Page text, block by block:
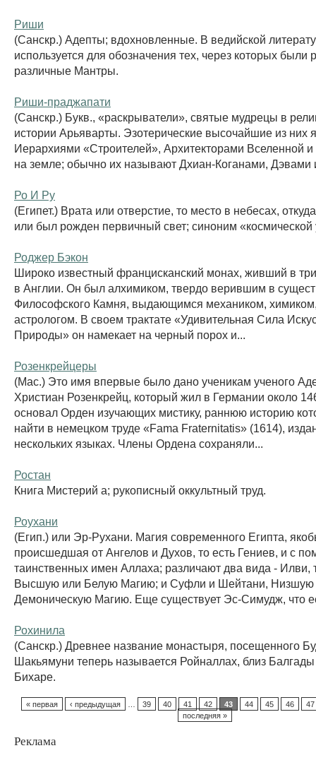
Риши
(Санскр.) Адепты; вдохновленные. В ведийской
используется для обозначения тех, через которых были
различные Мантры.
Риши-праджапати
(Санскр.) Букв., «раскрыватели», святые мудрецы в
истории Арьяварты. Эзотерические высочайшие из них
Иерархиями «Строителей», Архитекторами Вселенной и
на земле; обычно их называют Дхиан-Коганами, Дэвами
Ро И Ру
(Египет.) Врата или отверстие, то место в небесах,
или был рожден первичный свет; синоним «космической
Роджер Бэкон
Широко известный францисканский монах, живший в
в Англии. Он был алхимиком, твердо верившим в
Философского Камня, выдающимся механиком,
астрологом. В своем трактате «Удивительная Сила
Природы» он намекает на черный порох и...
Розенкрейцеры
(Мас.) Это имя впервые было дано ученикам ученого
Христиан Розенкрейц, который жил в Германии около
основал Орден изучающих мистику, раннюю историю
найти в немецком труде «Fama Fraternitatis» (1614),
нескольких языках. Члены Ордена сохраняли...
Ростан
Книга Мистерий а; рукописный оккультный труд.
Роухани
(Егип.) или Эр-Рухани. Магия современного Египта,
происшедшая от Ангелов и Духов, то есть Гениев, и с
таинственных имен Аллаха; различают два вида - Илви,
Высшую или Белую Магию; и Суфли и Шейтани, Низшую
Демоническую Магию. Еще существует Эс-Симудж, что
Рохинила
(Санскр.) Древнее название монастыря, посещенного
Шакьямуни теперь называется Ройналлах, близ
Бихаре.
« первая ‹ предыдущая 39 40 41 42 43 44 45 46
47
последняя »
Реклама